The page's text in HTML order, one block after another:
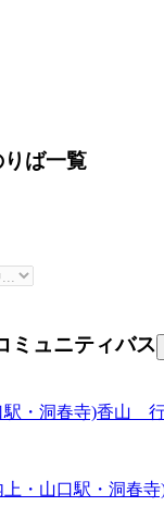
ば一覧
ミュニティバス
駅・洞春寺)香山
上・山口駅・洞春